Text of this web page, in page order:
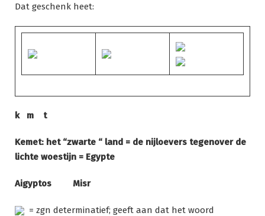
Dat geschenk heet:
k m t
Kemet: het “zwarte “ land = de nijloevers tegenover de
lichte woestijn = Egypte
Aigyptos Misr
= zgn determinatief; geeft aan dat het woord